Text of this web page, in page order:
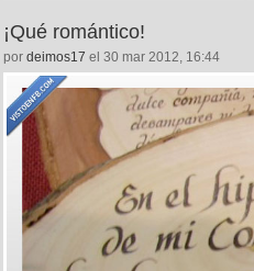
¡Qué romántico!
por deimos17 el 30 mar 2012, 16:44